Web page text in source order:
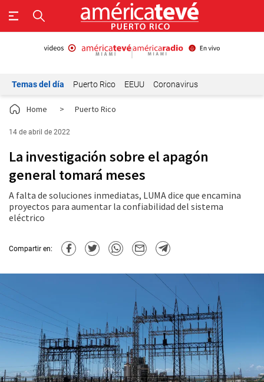
Temas del día Puerto Rico EEUU Coronavirus
Home > Puerto Rico
14 de abril de 2022
La investigación sobre el apagón
general tomará meses
A falta de soluciones inmediatas, LUMA dice que encamina
proyectos para aumentar la confiabilidad del sistema
eléctrico
Compartir en: